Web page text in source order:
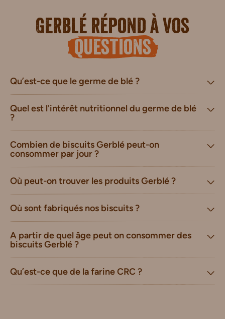
Gerblé répond à vos
questions
Qu’est-ce que le germe de blé ?
Quel est l'intérêt nutritionnel du germe de blé
?
Combien de biscuits Gerblé peut-on
consommer par jour ?
Où peut-on trouver les produits Gerblé ?
Où sont fabriqués nos biscuits ?
A partir de quel âge peut on consommer des
biscuits Gerblé ?
Qu’est-ce que de la farine CRC ?